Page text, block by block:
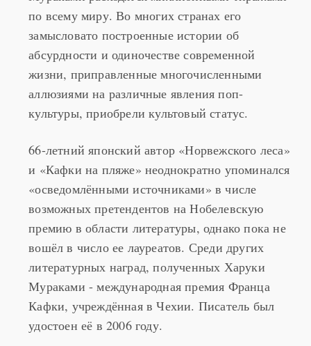
замысловато построенные истории об
абсурдности и одиночестве современной
жизни, приправленные многочисленными
аллюзиями на различные явления поп-
культуры, приобрели культовый статус.
и «Кафки на пляже» неоднократно упоминался
«осведомлёнными источниками» в числе
возможных претендентов на Нобелевскую
премию в области литературы, однако пока не
вошёл в число ее лауреатов. Среди других
литературных наград, полученных Харуки
Мураками - международная премия Франца
Кафки, учреждённая в Чехии. Писатель был
удостоен её в 2006 году.